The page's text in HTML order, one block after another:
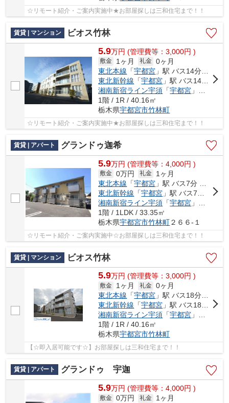
☆リモート紹介・ご案内実施中★お部屋探しは三和住宅まで！！
賃貸 | マンション ビオス竹林
5.9万円 (管理費等：3,000円 )
敷金 1ヶ月 礼金 0ヶ月
東北本線 「宇都宮 」駅 バス14分 「豊郷南小学校前」 停歩7分
東北新幹線 「宇都宮 」駅 バス14分 「豊郷南小学校前」 停歩7分
湘南新宿ライン宇須 「宇都宮 」駅 バス18分 「豊郷南小学校前」 停歩8分
1階 / 1R / 40.16㎡
栃木県宇都宮市竹林町
☆リモート紹介・ご案内実施中★お部屋探しは三和住宅まで！！
賃貸 | アパート グランドゥ迦希
5.9万円 (管理費等：4,000円 )
敷金 0万円 礼金
1ヶ月
東北本線 「宇都宮 」駅 バス7分 「竹林保育園入口」 停歩3分
東北新幹線 「宇都宮 」駅 バス7分 「竹林保育園入口」 停歩3分
湘南新宿ライン宇須 「宇都宮 」駅 バス7分 「竹林保育園入口」 停歩3分
1階 / 1LDK / 33.35㎡
栃木県宇都宮市竹林町２６６-１
☆リモート紹介・ご案内実施中☆お部屋探しは三和住宅まで！！
賃貸 | マンション ビオス竹林
5.9万円 (管理費等：3,000円 )
敷金 1ヶ月 礼金 0ヶ月
東北本線 「宇都宮 」駅 バス18分 「豊郷南小学校前」 停歩8分
東北新幹線 「宇都宮 」駅 バス18分 「豊郷南小学校前」 停歩8分
湘南新宿ライン宇須 「宇都宮 」駅 バス18分 「豊郷南小学校前」 停歩8分
1階 / 1R / 40.16㎡
栃木県宇都宮市竹林町
【☆即入居可能です☆】お部屋探しは三和住宅まで！！
賃貸 | アパート グランドゥ 宇迦
5.9万円 (管理費等：4,000円 )
敷金 0万円 礼金
1ヶ月